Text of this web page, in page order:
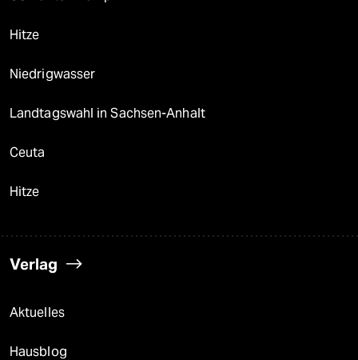
Hitze
Niedrigwasser
Landtagswahl in Sachsen-Anhalt
Ceuta
Hitze
Verlag
Aktuelles
Hausblog